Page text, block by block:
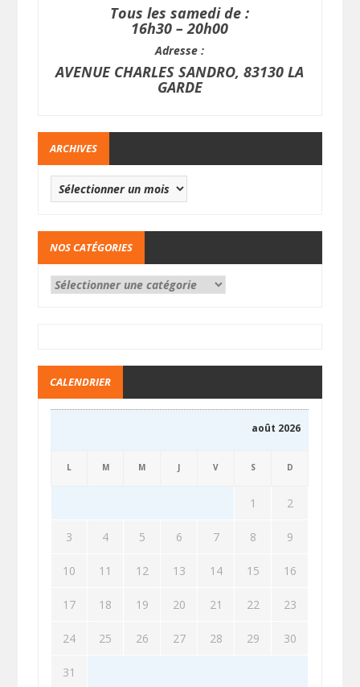
Tous les samedi de :
16h30 – 20h00
Adresse :
AVENUE CHARLES SANDRO, 83130 LA
GARDE
ARCHIVES
NOS CATÉGORIES
CALENDRIER
août 2026
L M M J V S D
1 2
3 4 5 6 7 8 9
10 11 12 13 14 15 16
17 18 19 20 21 22 23
24 25 26 27 28 29 30
31